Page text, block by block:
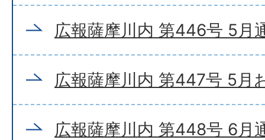
広報薩摩川内 第446号 5月
広報薩摩川内 第447号 5月
広報薩摩川内 第448号 6月